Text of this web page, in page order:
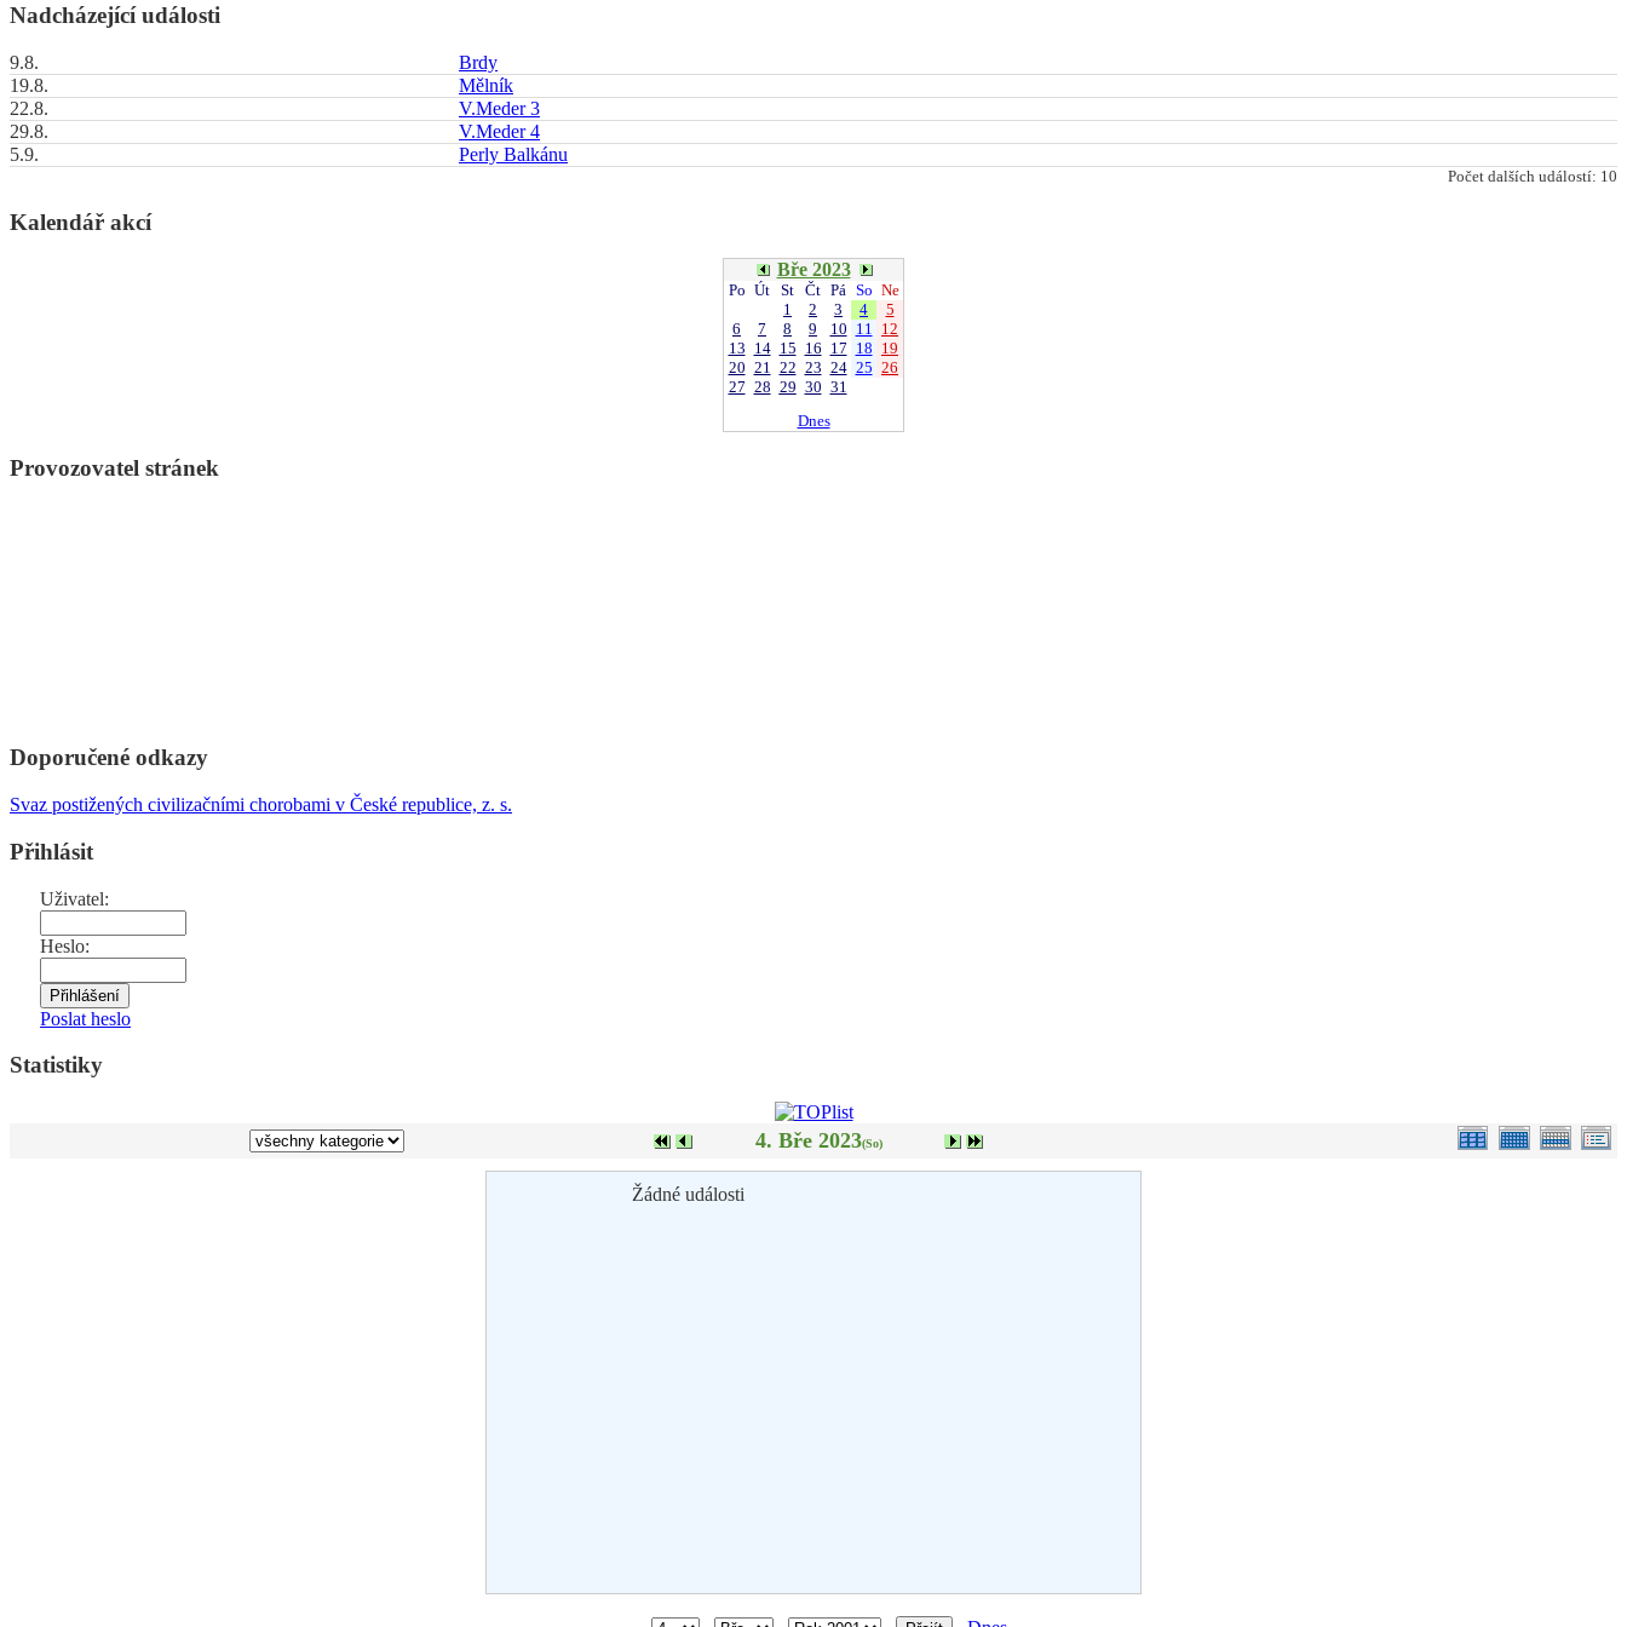
Nadcházející události
9.8.
Brdy
19.8.
Mělník
22.8.
V.Meder 3
29.8.
V.Meder 4
5.9.
Perly Balkánu
Počet dalších událostí: 10
Kalendář akcí
Bře 2023
Po Út St Čt Pá So Ne
1
2 3 4
5
6
7 8 9 10 11 12
13 14 15 16 17 18 19
20 21 22 23 24 25 26
27 28 29 30 31
Dnes
Provozovatel stránek
Doporučené odkazy
Svaz postižených civilizačními chorobami v České republice, z. s.
Přihlásit
Uživatel:
Heslo:
Poslat heslo
Statistiky
4. Bře 2023(So)
Žádné události